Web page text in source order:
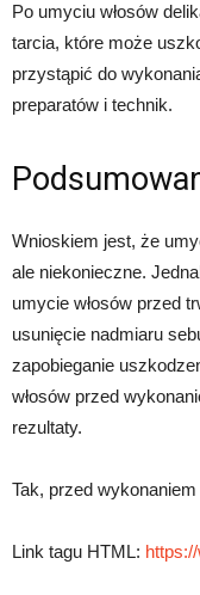
Po umyciu włosów
tarcia, które może
przystąpić do
preparatów i technik.
Wnioskiem jest, że
ale niekonieczne.
umycie włosów przed
usunięcie nadmiaru
zapobieganie
włosów przed
rezultaty.
Tak, przed wykonaniem
Link tagu HTML: